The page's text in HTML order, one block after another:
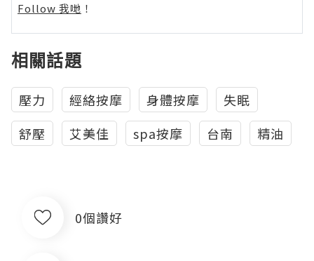
Follow 我哋 ！
相關話題
壓力 經絡按摩 身體按摩
失眠
舒壓
艾美佳 spa按摩 台南 精油
0個讚好